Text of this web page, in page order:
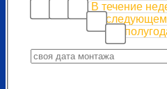
В течение